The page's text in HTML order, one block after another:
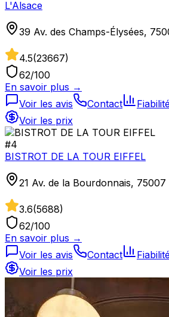
L'Alsace
39 Av. des Champs-Élysées,
4.5(23667)
62/100
En savoir plus →
Voir les avis
Contact
Voir les prix
#4
BISTROT DE LA TOUR EIFFEL
21 Av. de la Bourdonnais, 75007
3.6(5688)
62/100
En savoir plus →
Voir les avis
Contact
Voir les prix